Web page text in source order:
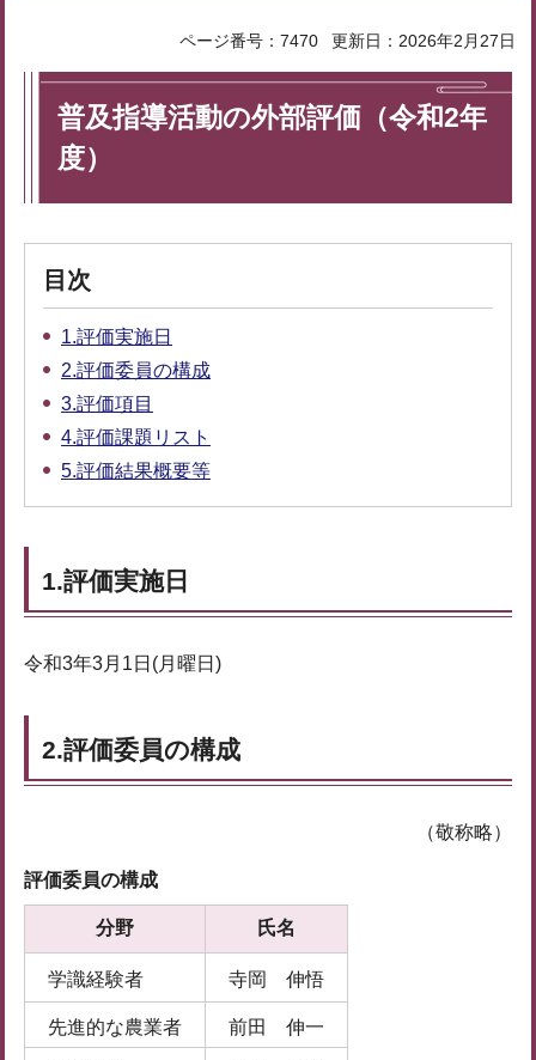
ページ番号：7470 更新日：2026年2月27日
普及指導活動の外部評価（令和2年
度）
目次
1.評価実施日
2.評価委員の構成
3.評価項目
4.評価課題リスト
5.評価結果概要等
1.評価実施日
令和3年3月1日(月曜日)
2.評価委員の構成
（敬称略）
評価委員の構成
分野 氏名
学識経験者 寺岡 伸悟
先進的な農業者 前田 伸一